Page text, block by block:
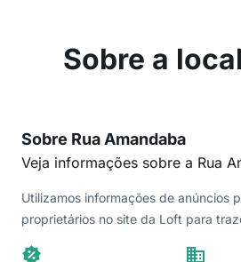
Sobre a
Sobre Rua Amandaba
Veja informações sobre a Rua
Utilizamos informações de anúncios
proprietários no site da Loft para